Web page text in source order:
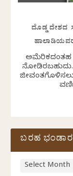
ದೊಡ್ಡ ದೇಶದ
ಅಮೆರಿಕದಂತಹ
ನೋಡಿರಬಹುದು.
ಬರಹ ಭಂಡಾರ